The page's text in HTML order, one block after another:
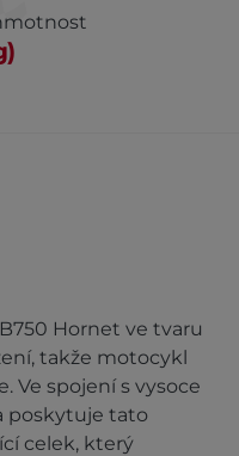
Hornet ve tvaru
takže motocykl
Ve spojení s vysoce
poskytuje tato
celek, který